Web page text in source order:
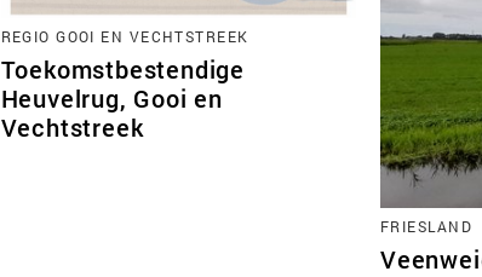
REGIO GOOI EN VECHTSTREEK
Toekomstbestendige
Heuvelrug, Gooi en
Vechtstreek
FRIESLAND